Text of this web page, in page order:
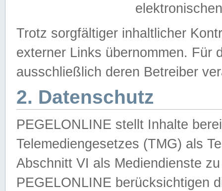
Trotz sorgfältiger inhaltlicher
externer Links übernommen. Für
ausschließlich deren Betreiber
2. Datenschutz
PEGELONLINE stellt Inhalte
Telemediengesetzes (TMG) als
Abschnitt VI als Mediendienste
PEGELONLINE berücksichtigen